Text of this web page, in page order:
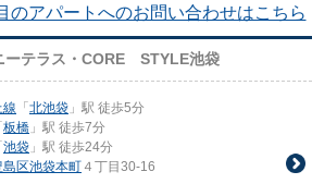
のアパートへのお問い合わせはこちら
ーテラス・CORE STYLE池袋
線 「 北池袋 」駅 徒歩5分
板橋 」駅 徒歩7分
池袋 」駅 徒歩24分
島区池袋本町 ４丁目30-16